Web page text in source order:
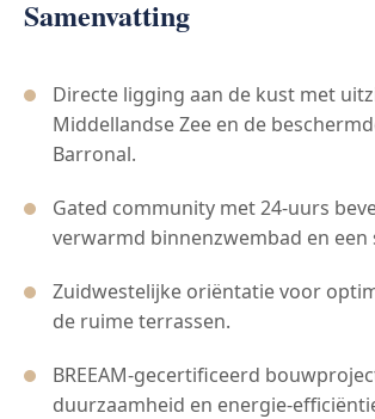
Samenvatting
Directe ligging aan de kust met
Middellandse Zee en de
Barronal.
Gated community met 24-uurs
verwarmd binnenzwembad en een
Zuidwestelijke oriëntatie voor
de ruime terrassen.
BREEAM-gecertificeerd
duurzaamheid en energie-